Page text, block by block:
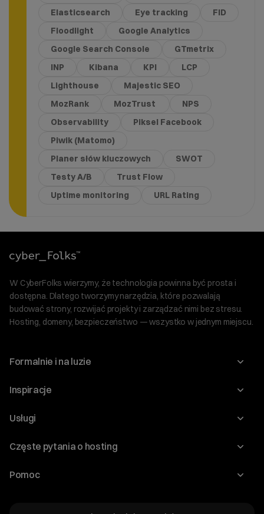
Elasticsearch
Eye tracking
FID
Floodlight
Google Analytics
Google Search Console
GTmetrix
INP
Kibana KPI
LCP
Lighthouse
Majestic SEO
MozRank
MozTrust
NPS
Observability
Piksel Facebook
Piwik (Matomo)
Planer słów kluczowych
SWOT
Testy A/B
Trust Flow
Uptime monitoring
URL Rating
W CyberFolks wierzymy, że technologia powinna być prosta i
dostępna. Dlatego tworzymy narzędzia, które pozwalają
budować strony, rozwijać projekty i zarządzać nimi bez stresu.
Hosting, domeny, bezpieczeństwo — wszystko w jednym miejscu.
Formalnie i na luzie
O nas
Program Korzyści dla Inwestorów
Regulaminy i specyfikacje
Inspiracje
Blog
WordPress
Audyt stron
Usługi
Domeny
Częste pytania o hosting
Jak przenieść stronę?
Pomoc